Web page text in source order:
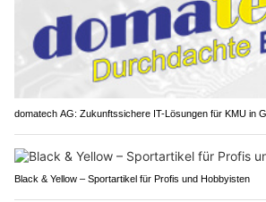
domatech AG: Zukunftssichere IT-Lösungen für KMU in
Black & Yellow – Sportartikel für Profis und Hobbyisten